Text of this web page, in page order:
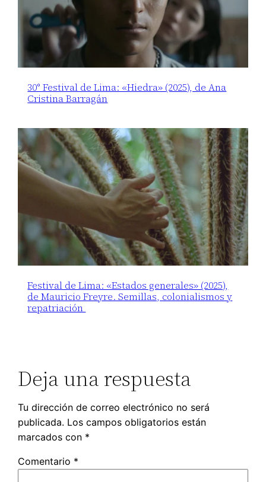
30° Festival de Lima: «Hiedra» (2025), de Ana
Cristina Barragán
Festival de Lima: «Estados generales» (2025),
de Mauricio Freyre. Semillas, colonialismos y
repatriación
Deja una respuesta
Tu dirección de correo electrónico no será
publicada. Los campos obligatorios están
marcados con *
Comentario *